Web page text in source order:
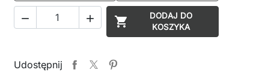
  
DODAJ DO
KOSZYKA
Udostępnij